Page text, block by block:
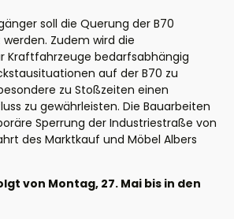
soll die Querung der B70
Zudem wird die
Kraftfahrzeuge bedarfsabhängig
auf der B70 zu
zu Stoßzeiten einen
zu gewährleisten. Die Bauarbeiten
Sperrung der Industriestraße von
des Marktkauf und Möbel Albers
von Montag, 27. Mai bis in den